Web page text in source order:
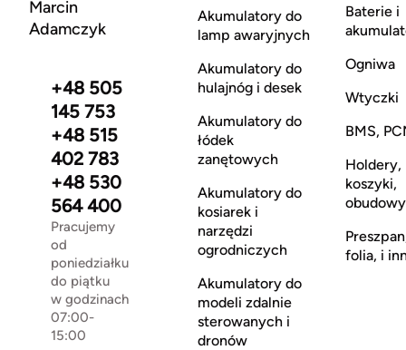
Marcin
Adamczyk
+48 505
145 753
+48 515
402 783
+48 530
564 400
Pracujemy
od
poniedziałku
do piątku
w godzinach
07:00-
15:00
Akumulatory do
lamp awaryjnych
Akumulatory do
hulajnóg i desek
Akumulatory do
łódek
zanętowych
Akumulatory do
kosiarek i
narzędzi
ogrodniczych
Akumulatory do
modeli zdalnie
sterowanych i
dronów
Baterie i
Ogniwa
Wtyczki
BMS,
Holdery,
koszyki,
obudowy
folia, i